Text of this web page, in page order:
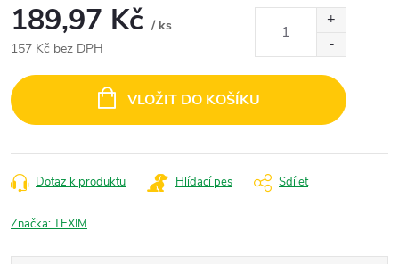
189,97 Kč / ks
157 Kč bez DPH
cena:
VLOŽIT DO KOŠÍKU
Dotaz k produktu Hlídací pes Sdílet
Značka:TEXIM